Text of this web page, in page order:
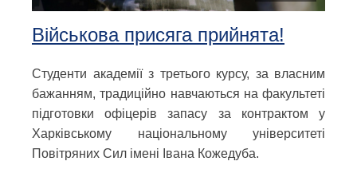
Військова присяга прийнята!
Студенти академії з третього курсу, за власним
бажанням, традиційно навчаються на факультеті
підготовки офіцерів запасу за контрактом у
Харківському національному університеті
Повітряних Сил імені Івана Кожедуба.